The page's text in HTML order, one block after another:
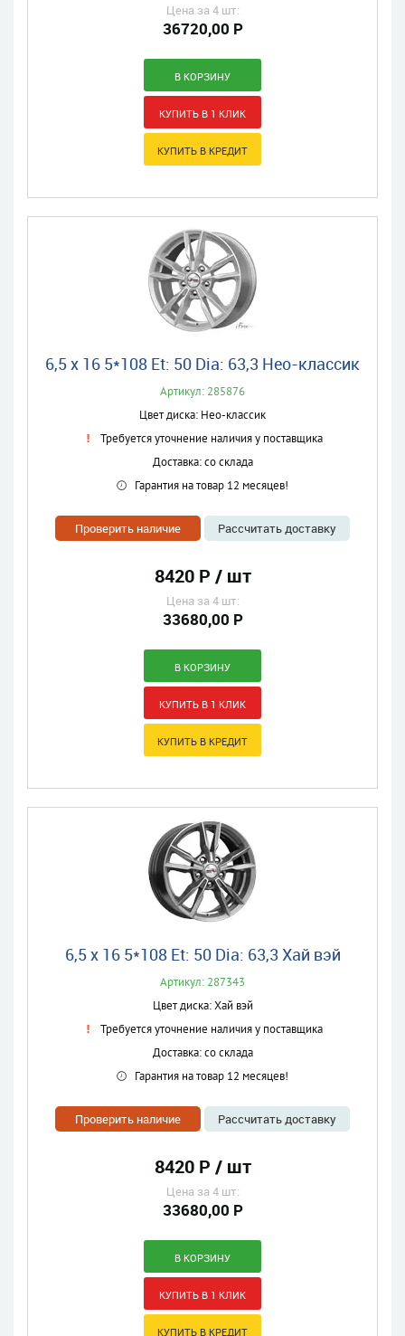
Цена за 4 шт:
36720,00 Р
6,5 x 16 5*108 Et: 50 Dia: 63,3 Нео-классик
Артикул: 285876
Цвет диска: Нео-классик
Требуется уточнение наличия у поставщика
Доставка: со склада
Гарантия на товар 12 месяцев!
Проверить наличие Рассчитать доставку
8420 Р / шт
Цена за 4 шт:
33680,00 Р
6,5 x 16 5*108 Et: 50 Dia: 63,3 Хай вэй
Артикул: 287343
Цвет диска: Хай вэй
Требуется уточнение наличия у поставщика
Доставка: со склада
Гарантия на товар 12 месяцев!
Проверить наличие Рассчитать доставку
8420 Р / шт
Цена за 4 шт:
33680,00 Р